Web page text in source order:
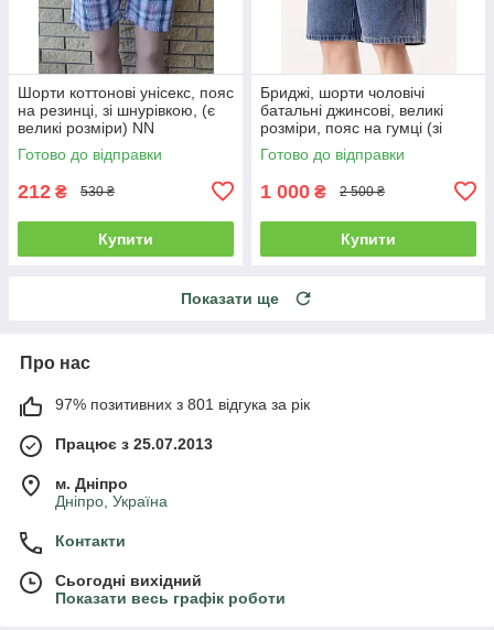
Шорти коттонові унісекс, пояс
на резинці, зі шнурівкою, (є
великі розміри) NN
Готово до відправки
212 ₴ 530 ₴
Купити
Бриджі, шорти чоловічі
батальні джинсові, великі
розміри, пояс на гумці (зі
шнурком) NN
Готово до відправки
1 000 ₴ 2 500 ₴
Купити
Показати ще
Про нас
97% позитивних з 801 відгука за рік
Працює з 25.07.2013
м. Дніпро
Дніпро, Україна
Контакти
Сьогодні вихідний
Показати весь графік роботи